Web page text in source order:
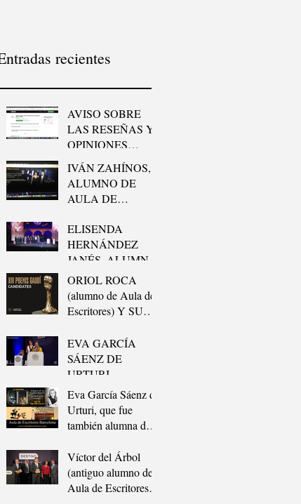
recientes
AVISO SOBRE
LAS RESEÑAS Y
OPINIONES
FALSAS DE
PUNTUA.NET
IVÁN ZAHÍNOS,
ALUMNO DE
AULA DE
HA LLEVADO EL
GOYA AL
“MEJOR CORTO
DOCUMENTAL”
ELISENDA
HERNÁNDEZ
JANÉS, ALUMNA
DE AULA DE
ESCRITORES,
GANA EL 42º
LITERARIO
FELIPE TRIGO
ORIOL ROCA
(alumno de Aula de
Escritores) Y SU
EL GAUDÍ.
EVA GARCÍA
SÁENZ DE
URTURI,
ANTIGUA
ALUMNA DE
AULA DE
GANA EL
«PREMIO
PLANETA 2020»
Eva García Sáenz de
Urturi, que fue
también alumna de
triunfa con su
«Trilogía de la
Ciudad Blanca»
Víctor del Árbol
(antiguo alumno de
Aula de Escritores)